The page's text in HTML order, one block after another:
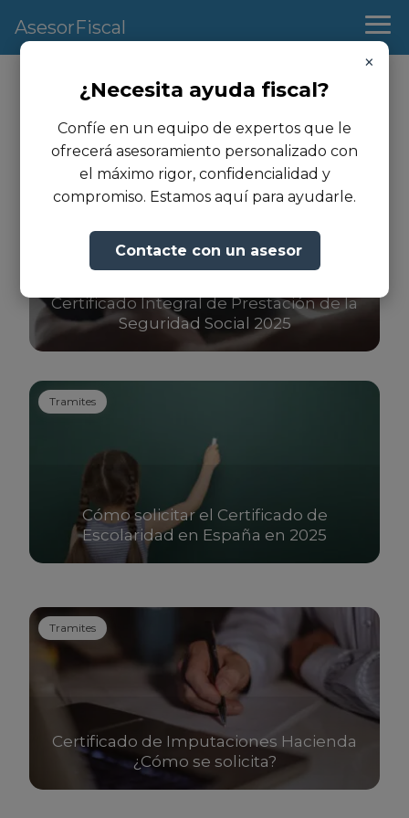
AsesorFiscal
Certificado
×
¿Necesita ayuda fiscal?
Confíe en un equipo de expertos que le
ofrecerá asesoramiento personalizado con
el máximo rigor, confidencialidad y
compromiso. Estamos aquí para ayudarle.
Contacte con un asesor
Certificado Integral de Prestación de la
Seguridad Social 2025
Tramites
Cómo solicitar el Certificado de
Escolaridad en España en 2025
Tramites
Certificado de Imputaciones Hacienda
¿Cómo se solicita?